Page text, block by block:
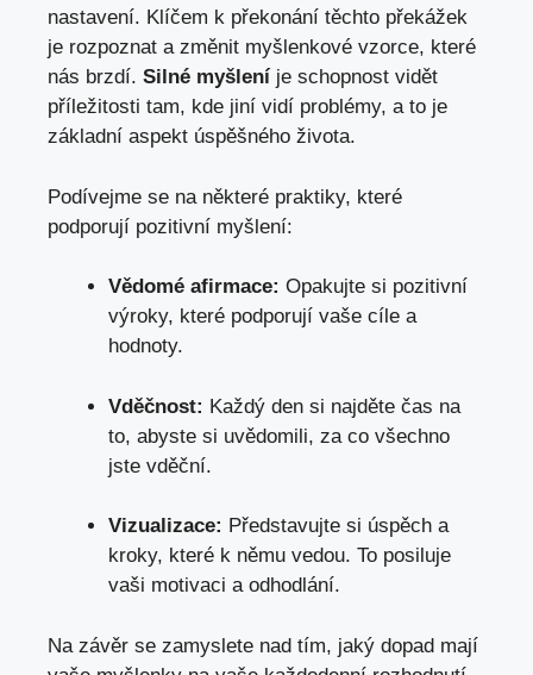
nastavení. Klíčem k překonání těchto překážek
je rozpoznat a změnit myšlenkové vzorce, které
nás brzdí. Silné myšlení je schopnost vidět
příležitosti tam, kde jiní vidí problémy, a to je
základní aspekt úspěšného života.
Podívejme se na některé praktiky, které
podporují pozitivní myšlení:
Vědomé afirmace: Opakujte si pozitivní
výroky, které podporují vaše cíle a
hodnoty.
Vděčnost: Každý den si najděte čas na
to, abyste si uvědomili, za co všechno
jste vděční.
Vizualizace: Představujte si úspěch a
kroky, které k němu vedou. To posiluje
vaši motivaci a odhodlání.
Na závěr se zamyslete nad tím, jaký dopad mají